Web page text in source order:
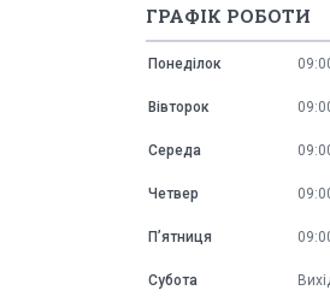
ГРАФІК РОБОТИ
Понеділок
Вівторок
Середа
Четвер
Пʼятниця
Субота